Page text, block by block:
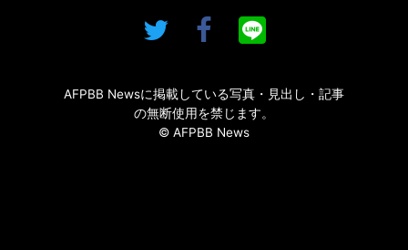
AFPBB Newsに掲載している写真・見出し・記事
の無断使用を禁じます。
© AFPBB News